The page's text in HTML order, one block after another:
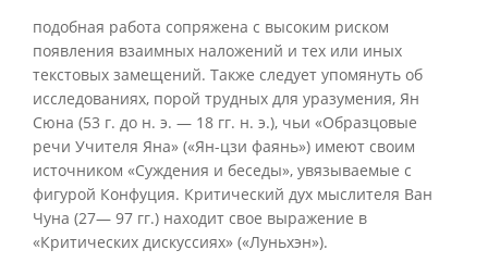
подобная работа сопряжена с высоким риском
появления взаимных наложений и тех или иных
текстовых замещений. Также следует упомянуть об
исследованиях, порой трудных для уразумения, Ян
Сюна (53 г. до н. э. — 18 гг. н. э.), чьи «Образцовые
речи Учителя Яна» («Ян-цзи фаянь») имеют своим
источником «Суждения и беседы», увязываемые с
фигурой Конфуция. Критический дух мыслителя Ван
Чуна (27— 97 гг.) находит свое выражение в
«Критических дискуссиях» («Луньхэн»).